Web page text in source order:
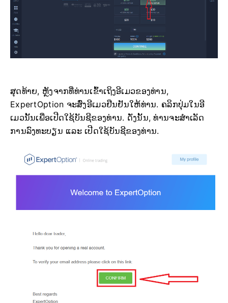
ສຸດທ້າຍ, ຫຼັງຈາກທີ່ທ່ານເຂົ້າເຖິງອີເມວຂອງທ່ານ,
ExpertOption ຈະສົ່ງອີເມວຢືນຢັນໃຫ້ທ່ານ. ຄລິກປຸ່ມໃນອີ
ເມວນັ້ນເພື່ອເປີດໃຊ້ບັນຊີຂອງທ່ານ. ດັ່ງນັ້ນ, ທ່ານຈະສຳເລັດ
ການລົງທະບຽນ ແລະ ເປີດໃຊ້ບັນຊີຂອງທ່ານ.